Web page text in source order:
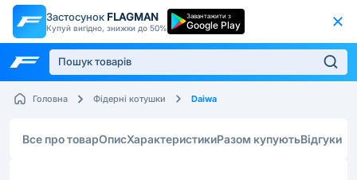
Застосунок FLAGMAN
Купуй вигідно, знижки до 50%
Завантажити з
Google Play
Головна Фідерні котушки Daiwa
Все про товарОписХарактеристикиРазом купуютьВідгуки